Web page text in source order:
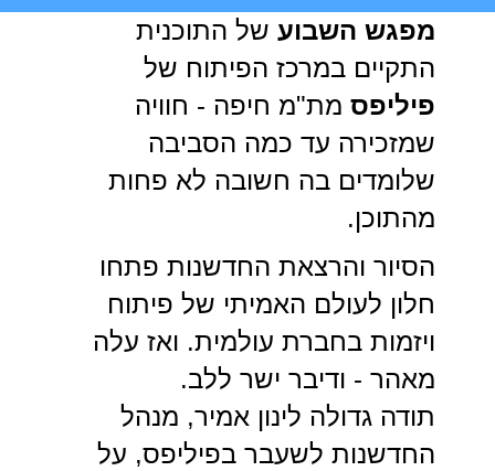
מפגש השבוע של התוכנית
התקיים במרכז הפיתוח של
פיליפס מת"מ חיפה - חוויה
שמזכירה עד כמה הסביבה
שלומדים בה חשובה לא פחות
מהתוכן.
הסיור והרצאת החדשנות פתחו
חלון לעולם האמיתי של פיתוח
ויזמות בחברת עולמית. ואז עלה
מאהר - ודיבר ישר ללב.
תודה גדולה לינון אמיר, מנהל
החדשנות לשעבר בפיליפס, על